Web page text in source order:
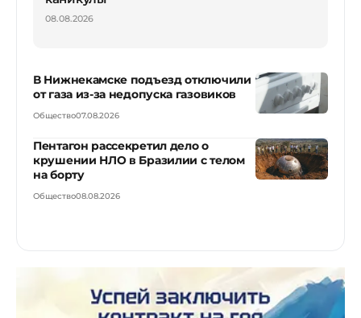
08.08.2026
В Нижнекамске подъезд отключили
от газа из-за недопуска газовиков
Общество07.08.2026
Пентагон рассекретил дело о
крушении НЛО в Бразилии с телом
на борту
Общество08.08.2026